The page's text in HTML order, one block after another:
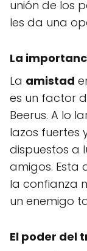
unión de los
les da una
La
La amistad
es un factor
Beerus. A lo
lazos fuertes
dispuestos a
amigos. Esta
la confianza
un enemigo
El poder del